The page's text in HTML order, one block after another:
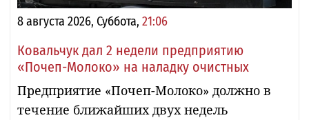
8 августа 2026, Суббота, 21:06
Ковальчук дал 2 недели предприятию
«Почеп-Молоко» на наладку очистных
Предприятие «Почеп-Молоко» должно в
течение ближайших двух недель